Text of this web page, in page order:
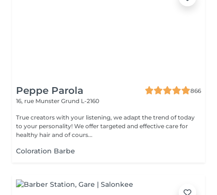
Peppe Parola
866
16, rue Munster Grund L-2160
True creators with your listening, we adapt the trend of today
to your personality! We offer targeted and effective care for
healthy hair and of cours...
Coloration Barbe